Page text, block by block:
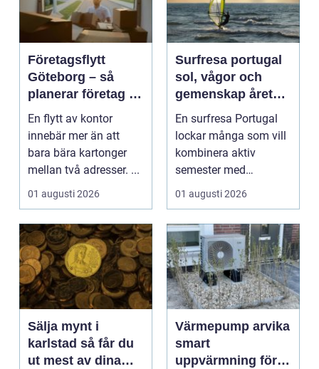
Företagsflytt
Göteborg – så
planerar företag en
smidig och trygg
flytt
En flytt av kontor
innebär mer än att
bara bära kartonger
mellan två adresser. ...
01 augusti 2026
Surfresa portugal
sol, vågor och
gemenskap året
runt
En surfresa Portugal
lockar många som vill
kombinera aktiv
semester med
avkoppling, god mat
01 augusti 2026
Sälja mynt i
karlstad så får du
ut mest av dina
Värmepump arvika
smart
uppvärmning för